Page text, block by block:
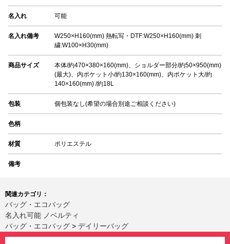
名入れ 可能
名入れ備考
W250×H160(mm) 熱転写・DTF:W250×H160(mm) 刺
繍:W100×H30(mm)
商品サイズ
本体/約470×380×160(mm)、ショルダー部分/約50×950(mm)
(最大)、内ポケット小/約130×160(mm)、内ポケット大/約
140×160(mm) /約18L
包装 個包装なし(希望の場合別途ご相談ください)
色柄
材質 ポリエステル
備考
関連カテゴリ：
バッグ・エコバッグ
名入れ可能 ノベルティ
バッグ・エコバッグ > デイリーバッグ